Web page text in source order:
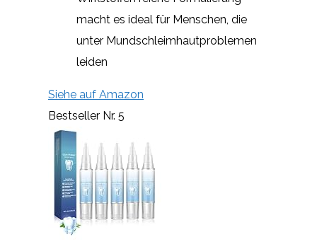
macht es ideal für Menschen, die
unter Mundschleimhautproblemen
leiden
Siehe auf Amazon
Bestseller Nr. 5